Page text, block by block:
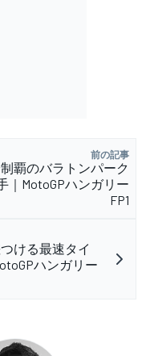
前の記事
覇のバラトンパーク
MotoGPハンガリー
FP1
ける最速タイ
ハンガリー